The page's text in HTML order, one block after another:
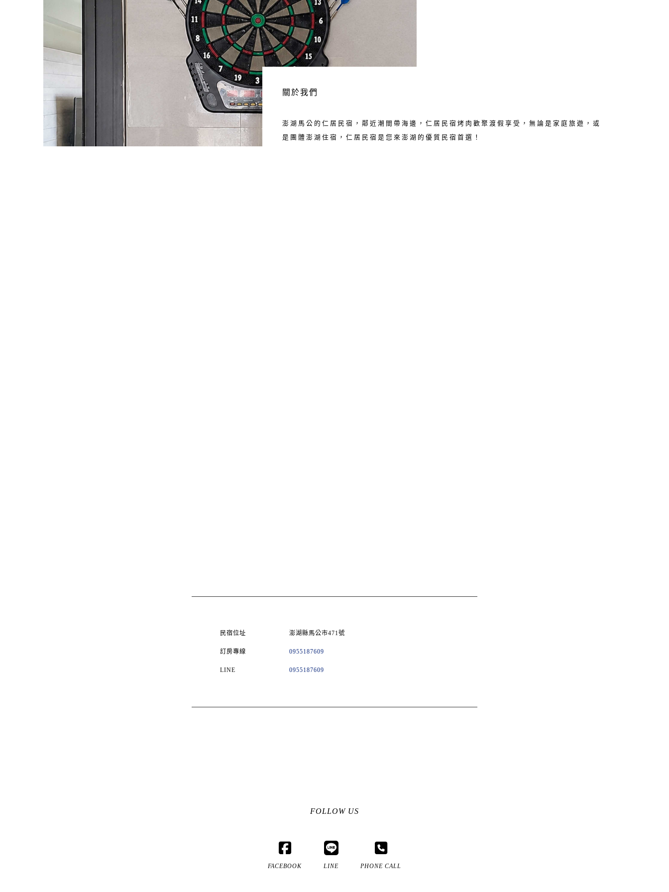
關於我們
澎湖馬公的仁居民宿，鄰近潮間帶海邊，仁居民宿烤肉歡聚渡假享受，無論是家庭旅遊，或
是團體澎湖住宿，仁居民宿是您來澎湖的優質民宿首選！
民宿位址 澎湖縣馬公市471號
訂房專線 0955187609
LINE 0955187609
FOLLOW US
FACEBOOK LINE PHONE CALL